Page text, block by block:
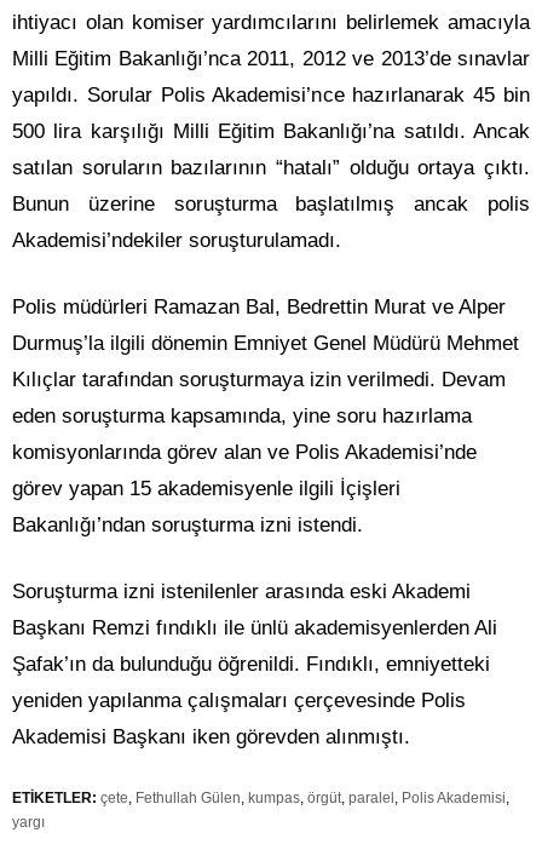
ihtiyacı olan komiser yardımcılarını belirlemek amacıyla
Milli Eğitim Bakanlığı’nca 2011, 2012 ve 2013’de sınavlar
yapıldı. Sorular Polis Akademisi’nce hazırlanarak 45 bin
500 lira karşılığı Milli Eğitim Bakanlığı’na satıldı. Ancak
satılan soruların bazılarının “hatalı” olduğu ortaya çıktı.
Bunun üzerine soruşturma başlatılmış ancak polis
Akademisi’ndekiler soruşturulamadı.
Polis müdürleri Ramazan Bal, Bedrettin Murat ve Alper
Durmuş’la ilgili dönemin Emniyet Genel Müdürü Mehmet
Kılıçlar tarafından soruşturmaya izin verilmedi. Devam
eden soruşturma kapsamında, yine soru hazırlama
komisyonlarında görev alan ve Polis Akademisi’nde
görev yapan 15 akademisyenle ilgili İçişleri
Bakanlığı’ndan soruşturma izni istendi.
Soruşturma izni istenilenler arasında eski Akademi
Başkanı Remzi fındıklı ile ünlü akademisyenlerden Ali
Şafak’ın da bulunduğu öğrenildi. Fındıklı, emniyetteki
yeniden yapılanma çalışmaları çerçevesinde Polis
Akademisi Başkanı iken görevden alınmıştı.
ETİKETLER: çete, Fethullah Gülen, kumpas, örgüt, paralel , Polis Akademisi,
yargı